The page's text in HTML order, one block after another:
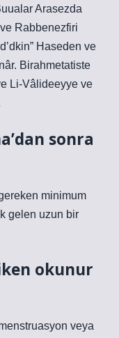
Arasezda
Rabbenezfiri
Haseden ve
Birahmetatiste
Li-Vâlideeyye ve
sonra
minimum
gelen uzun bir
okunur
veya